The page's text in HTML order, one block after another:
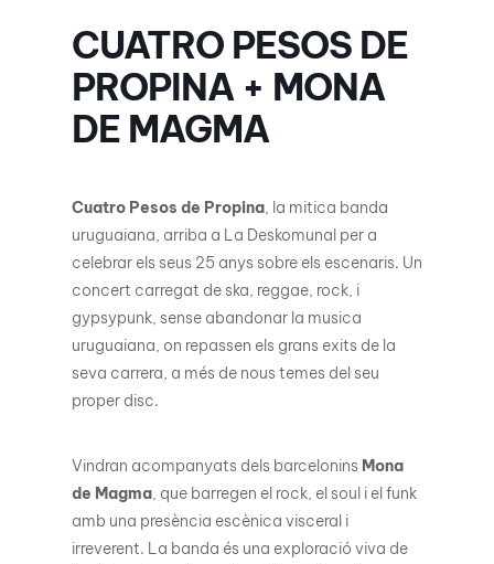
CUATRO PESOS DE
PROPINA + MONA
DE MAGMA
Cuatro Pesos de Propina, la mitica banda
uruguaiana, arriba a La Deskomunal per a
celebrar els seus 25 anys sobre els escenaris. Un
concert carregat de ska, reggae, rock, i
gypsypunk, sense abandonar la musica
uruguaiana, on repassen els grans exits de la
seva carrera, a més de nous temes del seu
proper disc.
Vindran acompanyats dels barcelonins Mona
de Magma, que barregen el rock, el soul i el funk
amb una presència escènica visceral i
irreverent. La banda és una exploració viva de